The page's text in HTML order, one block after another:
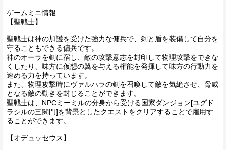
ゲームミニ情報
【聖戦士】
聖戦士は神の加護を受けた強力な傭兵で、剣と盾を装備して自分を
守ることもできる傭兵です。
神のオーラを剣に宿し、敵の攻撃意志を封印して物理攻撃をできな
くしたり、味方に仮想の翼を与える権能を発揮して味方の行動力を
速める力を持っています。
また、物理攻撃時にヴァルハラの剣を召喚して敵を気絶させ、脅威
となる敵の動きを封じることができます。
聖戦士は、NPCミーミルの分身から受ける国家ダンジョン[ユグド
ラシルの三関門]を背景としたクエストをクリアすることで雇用す
ることができます。
【オデュッセウス】